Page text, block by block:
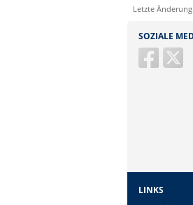
Letzte
Ihre E-
SOZIALE
LINKS